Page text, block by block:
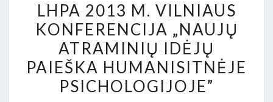
2013
M.
VILNIAUS
KONFERENCIJA
„NAUJŲ
ATRAMINIŲ
LHPA 2013 M. VILNIAUS
KONFERENCIJA „NAUJŲ
ATRAMINIŲ IDĖJŲ
PAIEŠKA HUMANISITNĖJE
PSICHOLOGIJOJE”